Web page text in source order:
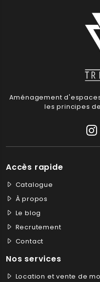
Aménagement
les principes
Accès rapide
Catalogue
À propos
Le blog
Recrutement
Contact
Nos services
Location et vente de